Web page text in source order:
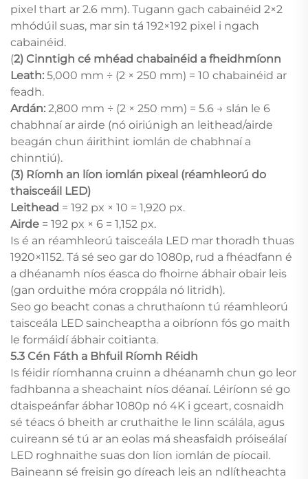
pixel thart ar 2.6 mm). Tugann gach cabainéid 2×2
mhódúil suas, mar sin tá 192×192 pixel i ngach
cabainéid.
(2) Cinntigh cé mhéad chabainéid a fheidhmíonn
Leath: 5,000 mm ÷ (2 × 250 mm) = 10 chabainéid ar
feadh.
Ardán: 2,800 mm ÷ (2 × 250 mm) = 5.6 → slán le 6
chabhnaí ar airde (nó oiriúnigh an leithead/airde
beagán chun áirithint iomlán de chabhnaí a
chinntiú).
(3) Ríomh an líon iomlán pixeal (réamhleorú do
thaisceáil LED)
Leithead = 192 px × 10 = 1,920 px.
Airde = 192 px × 6 = 1,152 px.
Is é an réamhleorú taisceála LED mar thoradh thuas
1920×1152. Tá sé seo gar do 1080p, rud a fhéadfann é
a dhéanamh níos éasca do fhoirne ábhair obair leis
(gan orduithe móra croppála nó litridh).
Seo go beacht conas a chruthaíonn tú réamhleorú
taisceála LED saincheaptha a oibríonn fós go maith
le formáidí ábhair coitianta.
5.3 Cén Fáth a Bhfuil Ríomh Réidh
Is féidir ríomhanna cruinn a dhéanamh chun go leor
fadhbanna a sheachaint níos déanaí. Léiríonn sé go
dtaispeánfar ábhar 1080p nó 4K i gceart, cosnaidh
sé téacs ó bheith ar cruthaithe le linn scálála, agus
cuireann sé tú ar an eolas má sheasfaidh próiseálaí
LED roghnaithe suas don líon iomlán de píocail.
Baineann sé freisin go díreach leis an ndlítheachta